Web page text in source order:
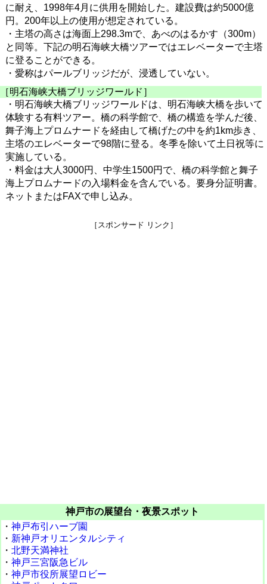
に耐え、1998年4月に供用を開始した。建設費は約5000億
円。200年以上の使用が想定されている。
・主塔の高さは海面上298.3mで、あべのはるかす（300m）
と同等。下記の明石海峡大橋ツアーではエレベーターで主塔
に登ることができる。
・愛称はパールブリッジだが、浸透していない。
［明石海峡大橋ブリッジワールド］
・明石海峡大橋ブリッジワールドは、明石海峡大橋を歩いて
体験する有料ツアー。橋の科学館で、橋の構造を学んだ後、
舞子海上プロムナードを経由して橋げたの中を約1km歩き、
主塔のエレベーターで98階に登る。冬季を除いて土日祝等に
実施している。
・料金は大人3000円、中学生1500円で、橋の科学館と舞子
海上プロムナードの入場料金を含んでいる。要身分証明書。
ネットまたはFAXで申し込み。
［スポンサード リンク］
神戸市の展望台・夜景スポット
・ 神戸布引ハーブ園
・ 新神戸オリエンタルシティ
・ 北野天満神社
・ 神戸三宮阪急ビル
・ 神戸市役所展望ロビー